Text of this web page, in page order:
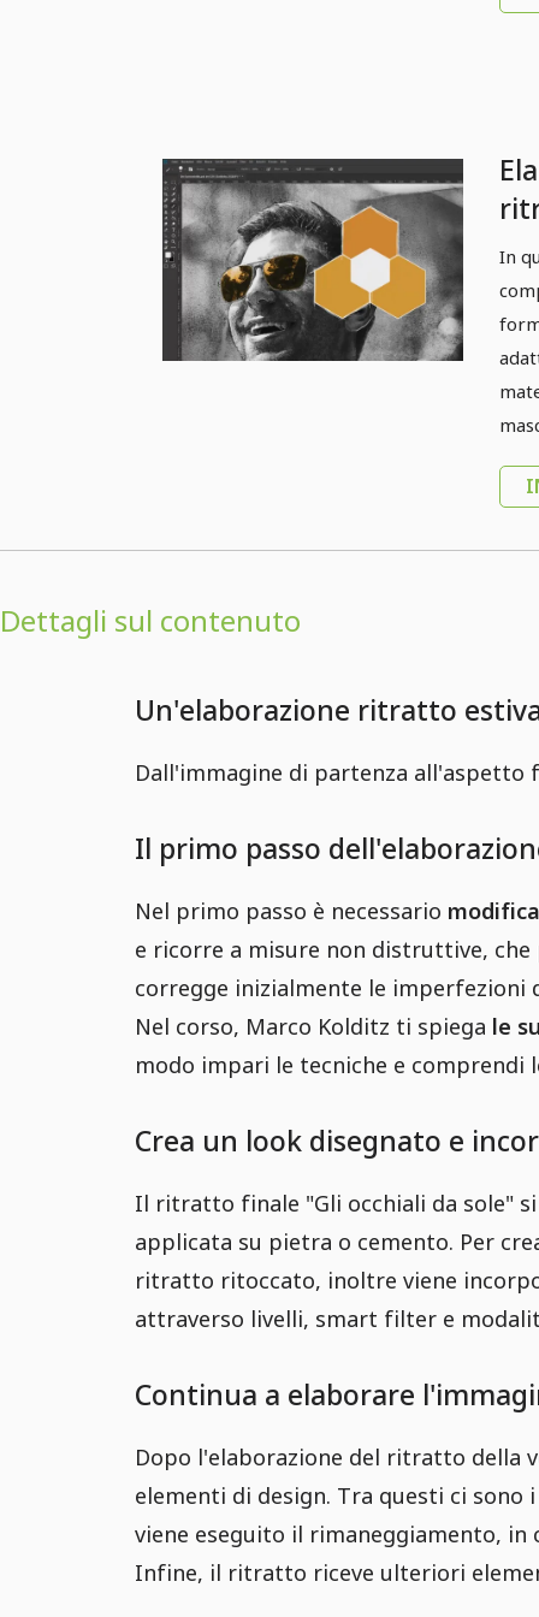
In
Dettagli sul contenuto
Un'elaborazione ritratto
Dall'immagine di partenza all'aspetto
Il primo passo
Nel primo passo è necessario
e ricorre a misure non distruttive, che
corregge inizialmente le imperfezioni
Nel corso, Marco Kolditz ti spiega le
modo impari le tecniche e comprendi
Crea un look disegnato e
Il ritratto finale "Gli occhiali da sole"
applicata su pietra o cemento. Per
ritratto ritoccato, inoltre viene
attraverso livelli, smart filter e
Continua a elaborare
Dopo l'elaborazione del ritratto della
elementi di design. Tra questi ci
viene eseguito il rimaneggiamento,
Infine, il ritratto riceve ulteriori